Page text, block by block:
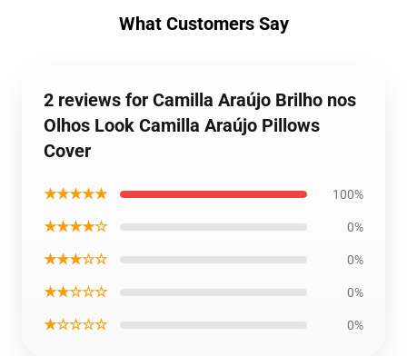
What Customers Say
2 reviews for Camilla Araújo Brilho nos
Olhos Look Camilla Araújo Pillows
Cover
★★★★★ 100%
★★★★☆ 0%
★★★☆☆ 0%
★★☆☆☆ 0%
★☆☆☆☆ 0%